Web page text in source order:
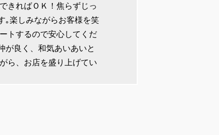
きればＯＫ！焦らずじっ
｡楽しみながらお客様を笑
トするので安心してくだ
が良く、和気あいあいと
ら、お店を盛り上げてい